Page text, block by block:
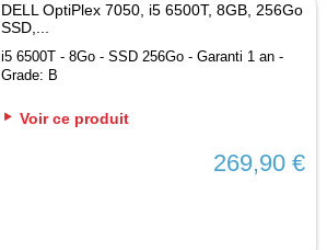
DELL OptiPlex 7050, i5 6500T, 8GB, 256Go
SSD,...
i5 6500T - 8Go - SSD 256Go - Garanti 1 an -
Grade: B
Voir ce produit
269,90 €